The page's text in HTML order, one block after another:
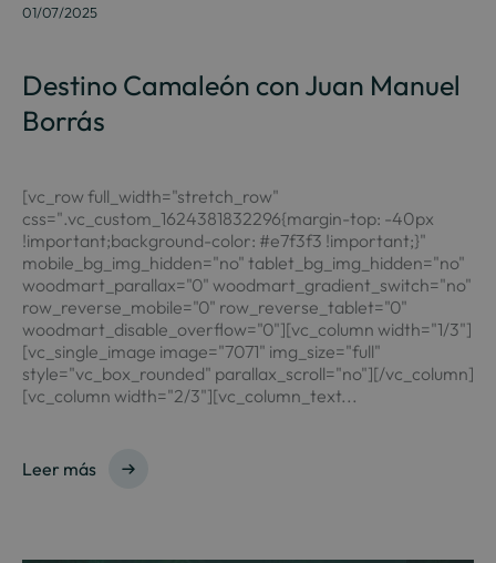
01/07/2025
Destino Camaleón con Juan Manuel
Borrás
[vc_row full_width="stretch_row"
css=".vc_custom_1624381832296{margin-top: -40px
!important;background-color: #e7f3f3 !important;}"
mobile_bg_img_hidden="no" tablet_bg_img_hidden="no"
woodmart_parallax="0" woodmart_gradient_switch="no"
row_reverse_mobile="0" row_reverse_tablet="0"
woodmart_disable_overflow="0"][vc_column width="1/3"]
[vc_single_image image="7071" img_size="full"
style="vc_box_rounded" parallax_scroll="no"][/vc_column]
[vc_column width="2/3"][vc_column_text...
Leer más